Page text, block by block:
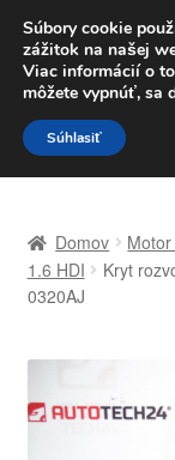
DOPRAVA
Po–Pi
Preskočiť
na
navigáciu
Preskočiť
na
obsah
Celosvetová
Domov
1.6 HDI
Kryt
0320AJ
Súbory cookie
zážitok na našej
Viac informácií o
môžete vypnúť, sa
Súhlasiť